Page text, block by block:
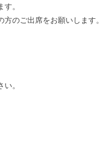
。
のご出席をお願いします。
。